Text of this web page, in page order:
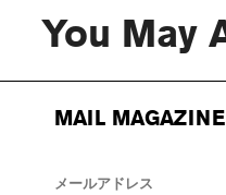
You May
MAIL MAGAZINE